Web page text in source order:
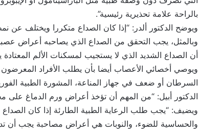
بالراحة علامة تحذيرية رئيسية”.
ويوضح الدكتور ألدر: “إذا كان الصداع متكررا ويختلف عن
وبالمثل، يجب التحقق من الصداع الذي يصاحبه أعراض
أن الصداع الشديد الذي لا يستجيب لمسكنات الألم المعتادة
ويوصي أخصائي الأعصاب أيضا بأن يطلب الأفراد المعرضون
السرطان أو ضعف في جهاز المناعة، المشورة الطبية
الدكتور أبيل: “من المهم أن تؤخذ أعراض ورم الدماغ على
ويضيف: “يجب طلب الرعاية الطبية الطارئة إذا كان الصداع
والحساسية للضوء، والنوبات هي أعراض مصاحبة يجب أن